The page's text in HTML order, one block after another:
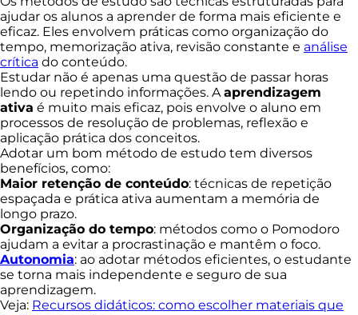
ajudar os alunos a aprender de forma mais eficiente e
eficaz. Eles envolvem práticas como organização do
tempo, memorização ativa, revisão constante e análise
crítica do conteúdo.
Estudar não é apenas uma questão de passar horas
lendo ou repetindo informações. Aaprendizagem
ativa é muito mais eficaz, pois envolve o aluno em
processos de resolução de problemas, reflexão e
aplicação prática dos conceitos.
Adotar um bom método de estudo tem diversos
benefícios, como:
Maior retenção de conteúdo: técnicas de repetição
espaçada e prática ativa aumentam a memória de
longo prazo.
Organização do tempo: métodos como o Pomodoro
ajudam a evitar a procrastinação e mantêm o foco.
Autonomia: ao adotar métodos eficientes, o estudante
se torna mais independente e seguro de sua
aprendizagem.
Veja: Recursos didáticos: como escolher materiais que